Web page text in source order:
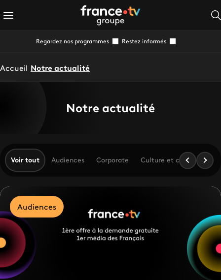
Regardez nos programmes Restez informés
Accueil Notre actualité
Notre actualité
Voir tout Audiences Corporate Culture et création
Audiences